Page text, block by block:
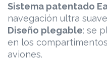
Sistema patentado
navegación ultra
Diseño plegable: se
en los
aviones.